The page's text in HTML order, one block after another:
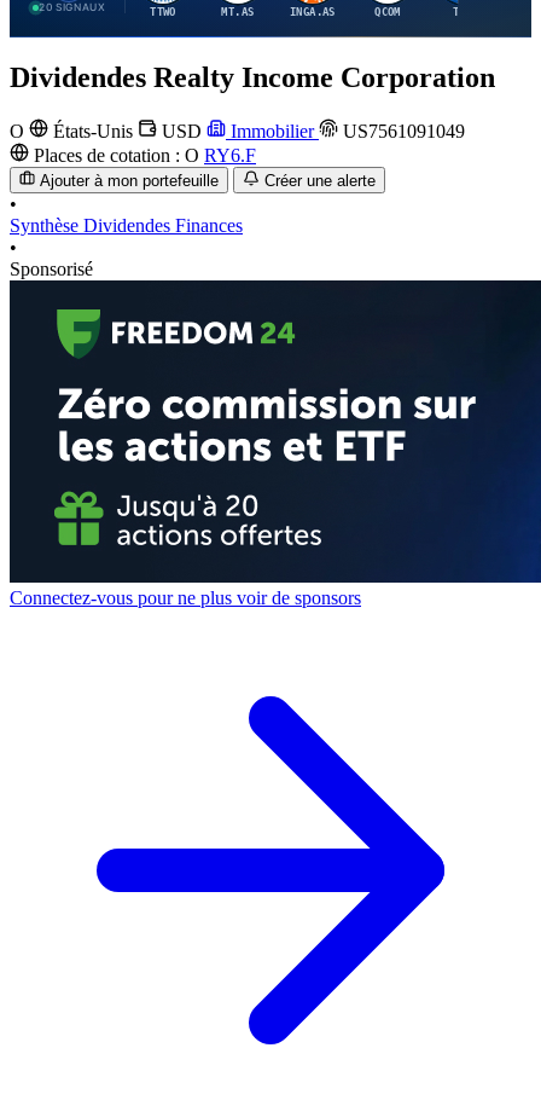
20 SIGNAUX TTWO MT.AS INGA.AS QCOM TTE
Dividendes Realty Income Corporation
O États-Unis USD Immobilier
US7561091049
Places de cotation : O RY6.F
Ajouter à mon portefeuille Créer une alerte
•
Synthèse Dividendes Finances
•
Sponsorisé
Connectez-vous pour ne plus voir de sponsors